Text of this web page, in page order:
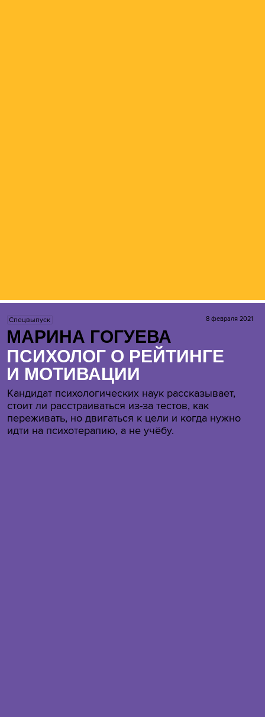
Спецвыпуск 8 февраля 2021
МАРИНА ГОГУЕВА
ПСИХОЛОГ О РЕЙТИНГЕ
И МОТИВАЦИИ
Кандидат психологических наук рассказывает,
стоит ли расстраиваться из-за тестов, как
переживать, но двигаться к цели и когда нужно
идти на психотерапию, а не учёбу.